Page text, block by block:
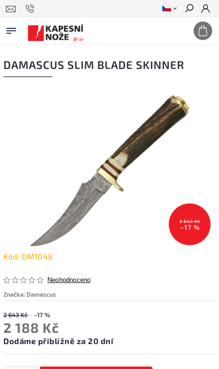
Hledat
DAMASCUS SLIM BLADE SKINNER
2 643 Kč
–17 %
Kód: DM1048
Neohodnoceno
Značka: Damascus
2 643 Kč –17 %
2 188 Kč
Dodáme přibližně za 20 dní